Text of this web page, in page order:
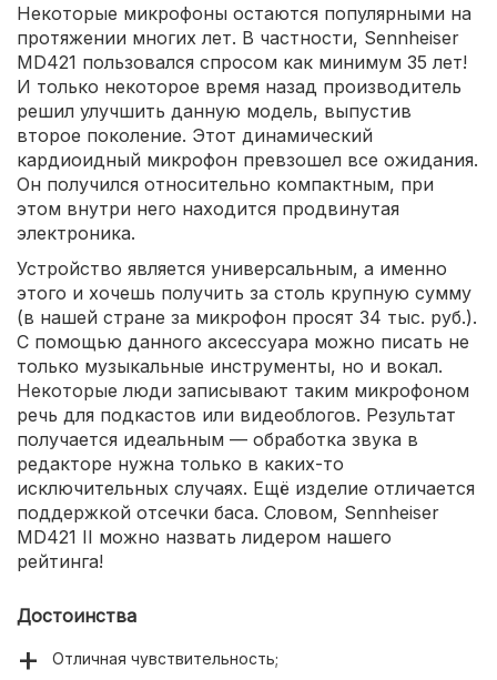
Некоторые микрофоны остаются популярными на
протяжении многих лет. В частности, Sennheiser
MD421 пользовался спросом как минимум 35 лет!
И только некоторое время назад производитель
решил улучшить данную модель, выпустив
второе поколение. Этот динамический
кардиоидный микрофон превзошел все ожидания.
Он получился относительно компактным, при
этом внутри него находится продвинутая
электроника.
Устройство является универсальным, а именно
этого и хочешь получить за столь крупную сумму
(в нашей стране за микрофон просят 34 тыс. руб.).
С помощью данного аксессуара можно писать не
только музыкальные инструменты, но и вокал.
Некоторые люди записывают таким микрофоном
речь для подкастов или видеоблогов. Результат
получается идеальным — обработка звука в
редакторе нужна только в каких-то
исключительных случаях. Ещё изделие отличается
поддержкой отсечки баса. Словом, Sennheiser
MD421 II можно назвать лидером нашего
рейтинга!
Достоинства
Отличная чувствительность;